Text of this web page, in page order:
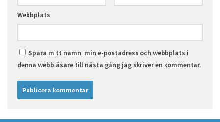
Webbplats
Spara mitt namn, min e-postadress och webbplats i
denna webbläsare till nästa gång jag skriver en kommentar.